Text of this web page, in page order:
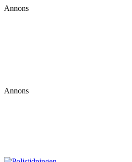
Annons
Annons